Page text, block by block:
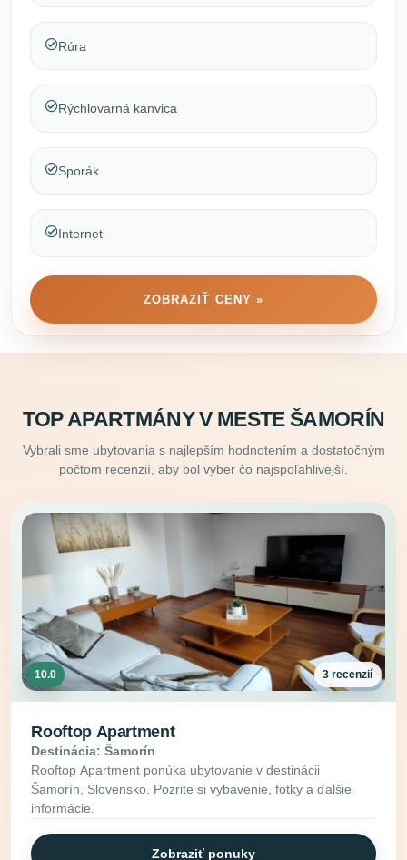
Rúra
Rýchlovarná kanvica
Sporák
Internet
ZOBRAZIŤ CENY »
TOP APARTMÁNY V MESTE ŠAMORÍN
Vybrali sme ubytovania s najlepším hodnotením a dostatočným
počtom recenzií, aby bol výber čo najspoľahlivejší.
10.0 3 recenzií
Rooftop Apartment
Destinácia: Šamorín
Rooftop Apartment ponúka ubytovanie v destinácii
Šamorín, Slovensko. Pozrite si vybavenie, fotky a ďalšie
informácie.
Zobraziť ponuky